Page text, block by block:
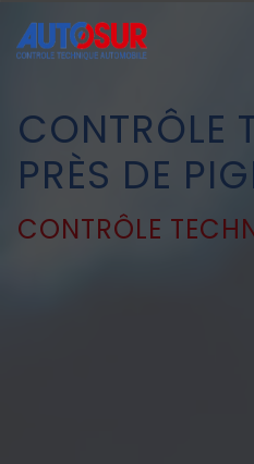
CONTRÔLE
PRÈS DE
CONTRÔLE